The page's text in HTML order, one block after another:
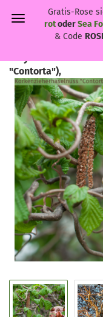
Gratis-Rose
rotoderSea
& Code
"Contorta"),